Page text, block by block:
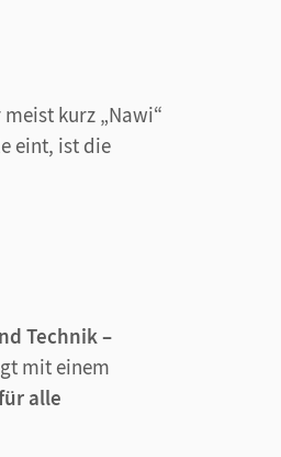
kurz „Nawi“
eint, ist die
Technik –
mit einem
alle